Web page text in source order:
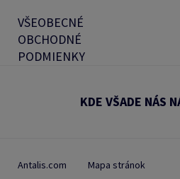
VŠEOBECNÉ
OBCHODNÉ
PODMIENKY
KDE VŠADE NÁS
Antalis.com Mapa stránok